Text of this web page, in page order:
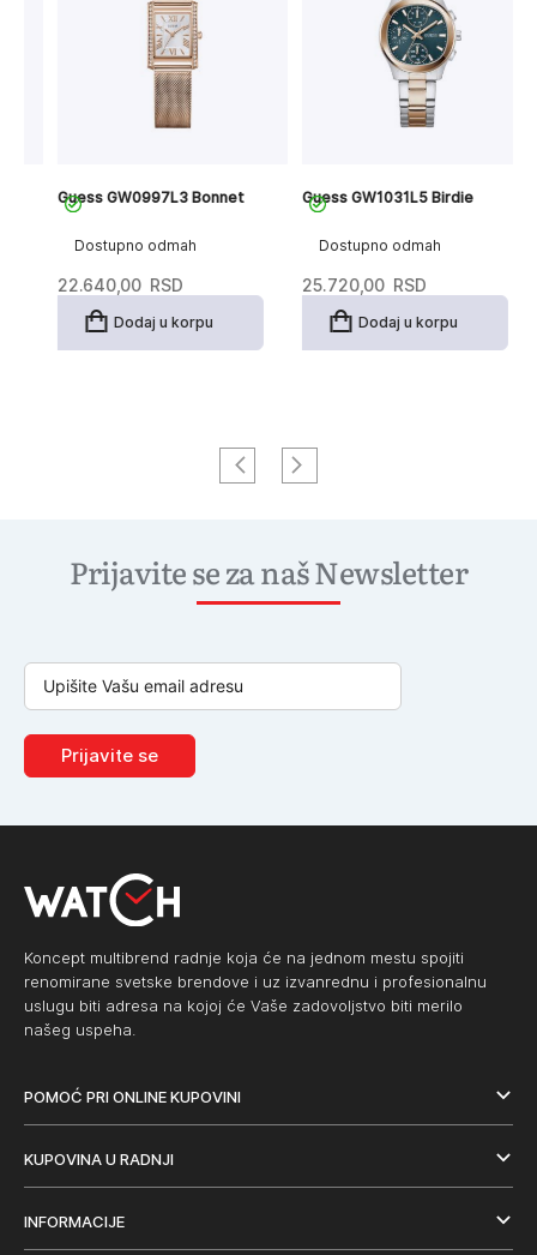
Dostupno odmah
Guess GW0997L3 Bonnet
22.640,00 RSD
Dodaj u korpu
Dostupno odmah
Guess GW1031L5 Birdie
25.720,00 RSD
Dodaj u korpu
Prijavite se za naš Newsletter
Prijavite se
Koncept multibrend radnje koja će na jednom mestu spojiti
renomirane svetske brendove i uz izvanrednu i profesionalnu
uslugu biti adresa na kojoj će Vaše zadovoljstvo biti merilo
našeg uspeha.
POMOĆ PRI ONLINE KUPOVINI
KUPOVINA U RADNJI
INFORMACIJE